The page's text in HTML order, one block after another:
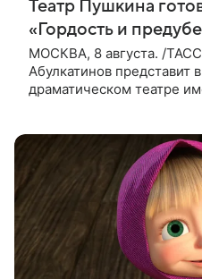
Театр Пушкина
«Гордость и
МОСКВА, 8 августа. /
Абулкатинов представит
драматическом театре